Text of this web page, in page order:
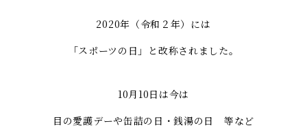
2020年（令和２年）には
「スポーツの日」と改称されました。
10月10日は今は
目の愛護デーや缶詰の日・銭湯の日 等など